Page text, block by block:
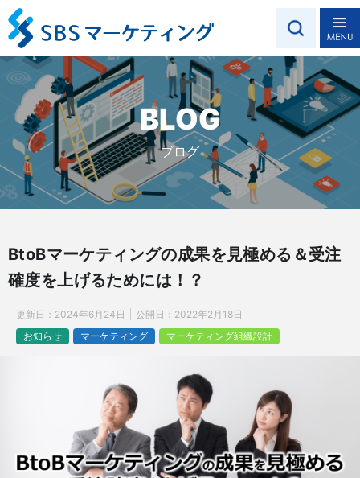
BLOG
ブログ
BtoBマーケティングの成果を見極める＆受注
確度を上げるためには！？
更新日： 2024年6月24日 公開日： 2022年2月18日
お知らせ
マーケティング マーケティング組織設計